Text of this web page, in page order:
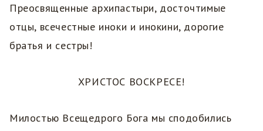
Преосвященные архипастыри, досточтимые
отцы, всечестные иноки и инокини, дорогие
братья и сестры!
ХРИСТОС ВОСКРЕСЕ!
Милостью Всещедрого Бога мы сподобились